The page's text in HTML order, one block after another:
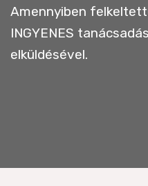
Amennyiben
INGYENES
elküldésével.